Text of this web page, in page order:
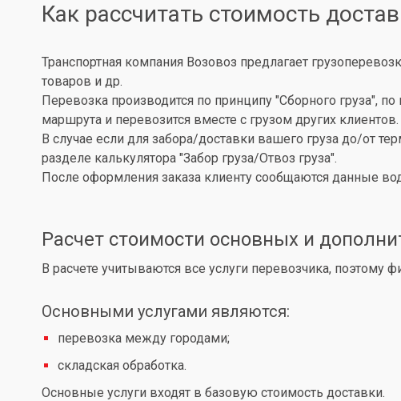
Как рассчитать стоимость
Транспортная компания Возовоз предлагает
товаров и др.
Перевозка производится по принципу "Сборного груза",
маршрута и перевозится вместе с грузом других
В случае если для забора/доставки вашего груза до/от
разделе калькулятора "Забор груза/Отвоз груза".
После оформления заказа клиенту сообщаются данные
Расчет стоимости основных и
В расчете учитываются все услуги перевозчика, поэтому
Основными услугами являются:
перевозка между городами;
складская обработка.
Основные услуги входят в базовую стоимость доставки.